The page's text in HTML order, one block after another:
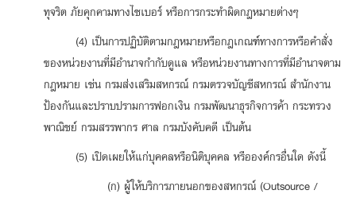
ทุจริต ภัยคุกคามทางไซเบอร์ หรือการกระทำผิดกฎหมายต่างๆ
(4) เป็นการปฏิบัติตามกฎหมายหรือกฎเกณฑ์ทางการหรือคำสั่ง
ของหน่วยงานที่มีอำนาจกำกับดูแล หรือหน่วยงานทางการที่มีอำนาจตาม
กฎหมาย เช่น กรมส่งเสริมสหกรณ์ กรมตรวจบัญชีสหกรณ์ สำนักงาน
ป้องกันและปราบปรามการฟอกเงิน กรมพัฒนาธุรกิจการค้า กระทรวง
พาณิชย์ กรมสรรพากร ศาล กรมบังคับคดี เป็นต้น
(5) เปิดเผยให้แก่บุคคลหรือนิติบุคคล หรือองค์กรอื่นใด ดังนี้
(ก) ผู้ให้บริการภายนอกของสหกรณ์ (Outsource /